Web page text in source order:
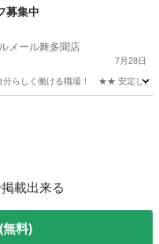
募集中
メール舞多聞店
7月28日
働ける職場！ ★★ 安定した会社で
載出来る
無料)